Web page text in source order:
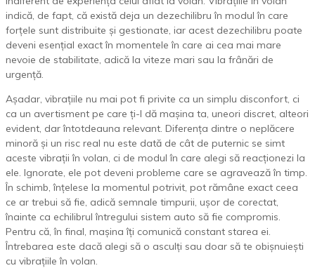
indică, de fapt, că există deja un dezechilibru în modul în care
forțele sunt distribuite și gestionate, iar acest dezechilibru poate
deveni esențial exact în momentele în care ai cea mai mare
nevoie de stabilitate, adică la viteze mari sau la frânări de
urgență.
Așadar, vibrațiile nu mai pot fi privite ca un simplu disconfort, ci
ca un avertisment pe care ți-l dă mașina ta, uneori discret, alteori
evident, dar întotdeauna relevant. Diferența dintre o neplăcere
minoră și un risc real nu este dată de cât de puternic se simt
aceste vibrații în volan, ci de modul în care alegi să reacționezi la
ele. Ignorate, ele pot deveni probleme care se agravează în timp.
În schimb, înțelese la momentul potrivit, pot rămâne exact ceea
ce ar trebui să fie, adică semnale timpurii, ușor de corectat,
înainte ca echilibrul întregului sistem auto să fie compromis.
Pentru că, în final, mașina îți comunică constant starea ei.
Întrebarea este dacă alegi să o asculți sau doar să te obișnuiești
cu vibrațiile în volan.